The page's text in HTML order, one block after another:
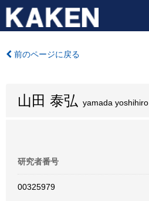
前のページに戻る
山田 泰弘 yamada yoshihiro
研究者番号
00325979